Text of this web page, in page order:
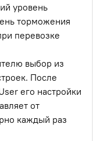
уровень
торможения
перевозке
выбор из
После
его настройки
от
каждый раз